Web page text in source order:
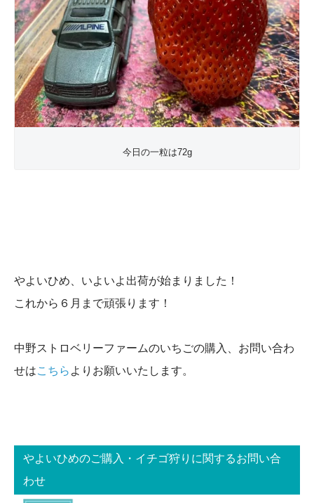
今日の一粒は72g
やよいひめ、いよいよ出荷が始まりました！
これから６月まで頑張ります！
中野ストロベリーファームのいちごの購入、お問い合わ
せはこちら よりお願いいたします。
やよいひめのご購入・イチゴ狩りに関するお問い合
わせ